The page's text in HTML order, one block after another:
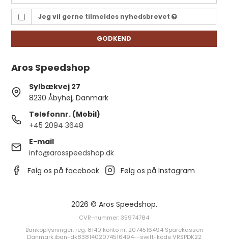
Jeg vil gerne tilmeldes nyhedsbrevet
GODKEND
Aros Speedshop
Sylbækvej 27
8230 Åbyhøj, Danmark
Telefonnr. (Mobil)
+45 2094 3648
E-mail
info@arosspeedshop.dk
Følg os på facebook
Følg os på Instagram
2026 © Aros Speedshop.
CVR-nummer: 35974784
Bankoplysninger: reg. 8140 konto nr. 2074516494 Sparekassen
Danmark.iban-dk8381402074516494--swift-kode VRSPDK22